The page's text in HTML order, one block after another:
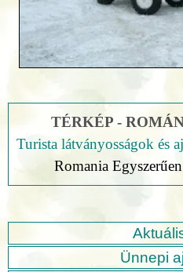
TÉRKÉP -
Turista látványosságok és
Romania
Ünnepi